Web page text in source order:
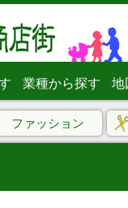
業種から探す 地
ファッション